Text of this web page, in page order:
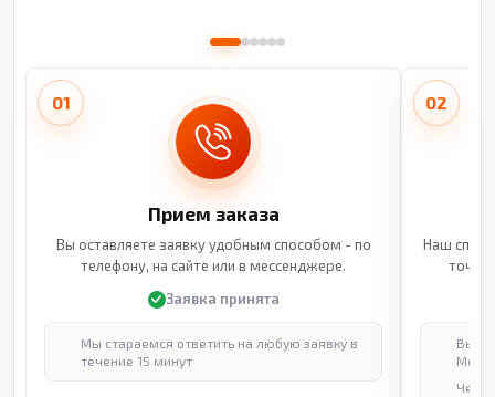
01
Прием заказа
Вы оставляете заявку удобным способом - по
телефону, на сайте или в мессенджере.
Заявка принята
Мы стараемся ответить на любую заявку в
течение 15 минут
02
Наш